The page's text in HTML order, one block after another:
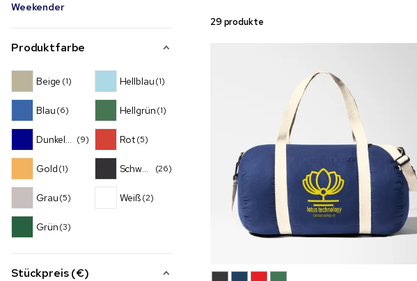
Weekender
Produktfarbe
Beige (1)
Blau(6)
Dunkelblau(9)
Gold(1)
Grau(5)
Grün(3)
Hellblau(1)
Hellgrün(1)
Rot(5)
Schwarz (26)
Weiß(2)
Stückpreis (€)
29 produkte